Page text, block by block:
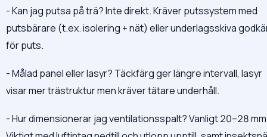
- Kan jag putsa på trä? Inte direkt. Kräver putssystem med
putsbärare (t.ex. isolering + nät) eller underlagsskiva
för puts.
- Målad panel eller lasyr? Täckfärg ger längre intervall, lasyr
visar mer trästruktur men kräver tätare underhåll.
- Hur dimensionerar jag ventilationsspalt? Vanligt 20–28